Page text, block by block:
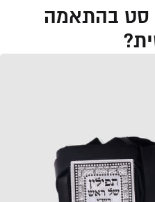
סט בהתאמה